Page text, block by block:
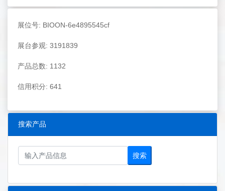
展位号: BIOON-6e4895545cf
展台参观: 3191839
产品总数: 1132
信用积分: 641
搜索产品
搜索